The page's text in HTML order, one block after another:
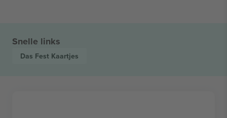
Snelle links
Das Fest Kaartjes